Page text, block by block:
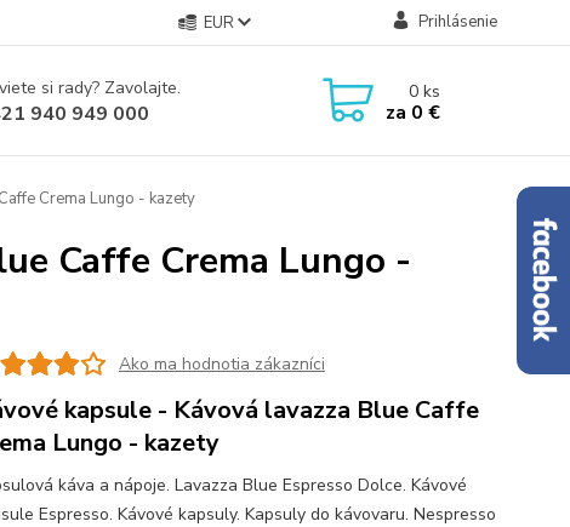
EUR Prihlásenie
si rady? Zavolajte.
940 949 000
0ks
za 0 €
Crema Lungo - kazety
Caffe Crema Lungo -
Ako ma hodnotia zákazníci
kapsule - Kávová lavazza Blue Caffe
Lungo - kazety
káva a nápoje. Lavazza Blue Espresso Dolce. Kávové
Espresso. Kávové kapsuly. Kapsuly do kávovaru. Nespresso